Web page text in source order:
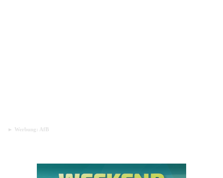
► Werbung: AfB